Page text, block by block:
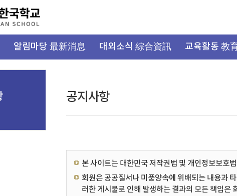
알림마당 最新消息 대외소식 綜合資訊 교육활동 教
공지사항
본 사이트는 대한민국 저작권법 및 개인정보보호
회원은 공공질서나 미풍양속에 위배되는 내용과
러한 게시물로 인해 발생하는 결과의 모든 책임은